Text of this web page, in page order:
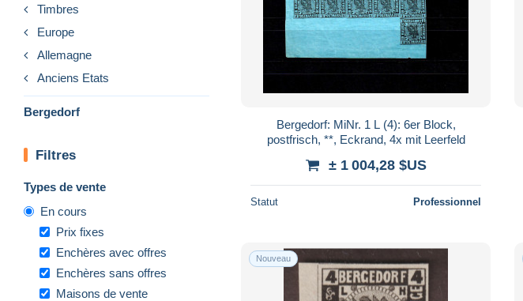
Timbres
Europe
Allemagne
Anciens Etats
Bergedorf
Filtres
Types de vente
En cours
Prix fixes
Enchères avec offres
Enchères sans offres
Maisons de vente
Bergedorf: MiNr. 1 L (4): 6er Block,
postfrisch, **, Eckrand, 4x mit Leerfeld
± 1 004,28 $US
Statut Professionnel
Nouveau